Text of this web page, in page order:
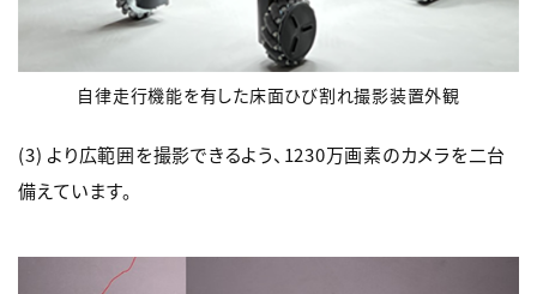
自律走行機能を有した床面ひび割れ撮影装置外観
(3) より広範囲を撮影できるよう、1230万画素のカメラを二台
備えています。